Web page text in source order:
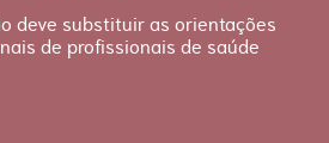
deve substituir as orientações
de profissionais de saúde